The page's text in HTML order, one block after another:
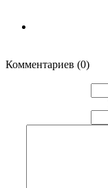
Комментариев (0)